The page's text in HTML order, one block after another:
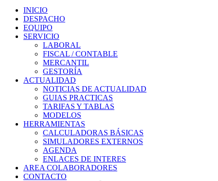
INICIO
DESPACHO
EQUIPO
SERVICIO
LABORAL
FISCAL / CONTABLE
MERCANTIL
GESTORÍA
ACTUALIDAD
NOTICIAS DE ACTUALIDAD
GUIAS PRACTICAS
TARIFAS Y TABLAS
MODELOS
HERRAMIENTAS
CALCULADORAS BÁSICAS
SIMULADORES EXTERNOS
AGENDA
ENLACES DE INTERES
AREA COLABORADORES
CONTACTO